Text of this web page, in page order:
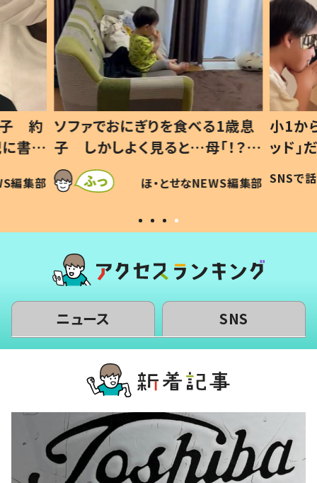
歳息
？」
編集部
小1から不登校、息子は「ギフテ
ッド」だった 父が“ウチ給食”を
作り続ける理由とは #令和の親
#令和の子
SNSで話題 ほ・とせなNEWS編集部
ひ孫
が、抱
「涙
い」
ニュース SNS